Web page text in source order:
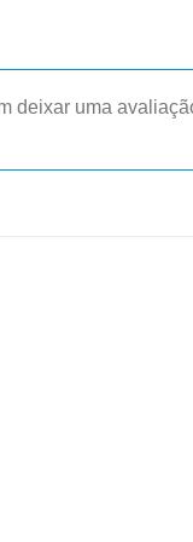
deixar uma